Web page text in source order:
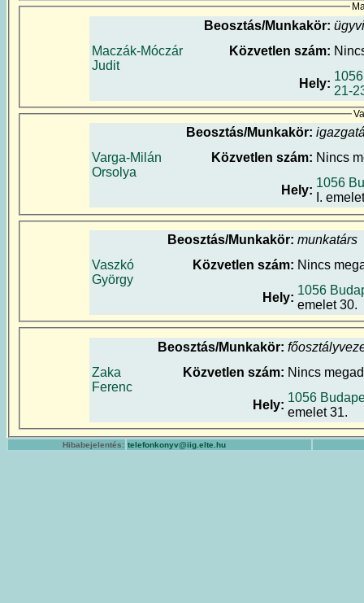
Maczák-Móczár
Judit
Beosztás/Munkakör:
Közvetlen szám:
Hely:
21-
Varga-Milán
Orsolya
Beosztás/Munkakör:
Közvetlen szám: Nincs
Hely:
1056
I.
Vaszkó
György
Beosztás/Munkakör: munkatárs
Közvetlen szám: Nincs
Hely:
1056
emelet 30.
Zaka
Ferenc
Beosztás/Munkakör:
Közvetlen szám: Nincs
Hely:
1056
emelet 31.
Hibabejelentés: telefonkonyv@iig.elte.hu